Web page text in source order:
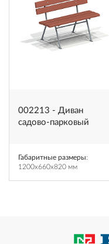
002213 - Диван
садово-парковый
Габаритные размеры:
1200x660x820 мм